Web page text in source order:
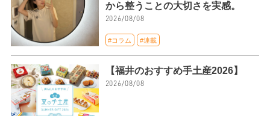
から整うことの大切さを実感。
2026/08/08
#コラム #連載
【福井のおすすめ手土産2026】
2026/08/08